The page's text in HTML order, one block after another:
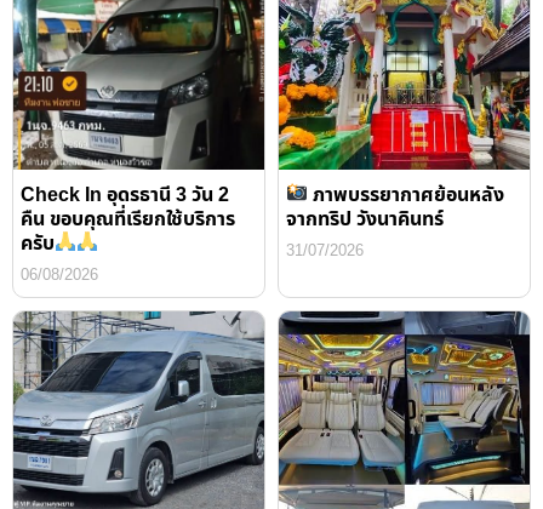
Check In อุดรธานี 3 วัน 2
คืน ขอบคุณที่เรียกใช้บริการ
ครับ
06/08/2026
ภาพบรรยากาศย้อนหลัง
จากทริป วังนาคินทร์
31/07/2026